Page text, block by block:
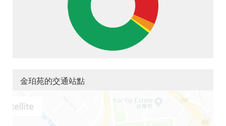
金珀苑的交通站點